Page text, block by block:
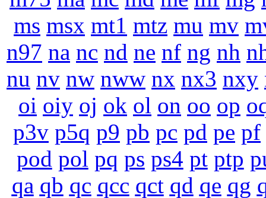
ms msx mt1 mtz mu mv
n97 na nc nd ne nf ng nh
nu nv nw nww nx nx3 nxy
oi oiy oj ok ol on oo op
p3v p5q p9 pb pc pd pe pf
pod pol pq ps ps4 pt ptp
qa qb qc qcc qct qd qe qg